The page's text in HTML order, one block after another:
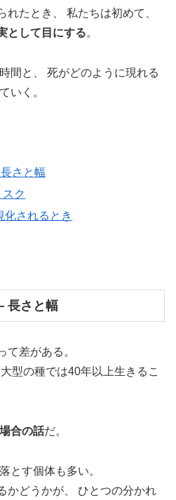
れたとき、 私たちは初めて、
として目にする。
間と、 死がどのように現れる
いく。
さと幅
ク
されるとき
長さと幅
て差がある。
型の種では40年以上生きるこ
合の話だ。
とす個体も多い。
かどうかが、 ひとつの分かれ